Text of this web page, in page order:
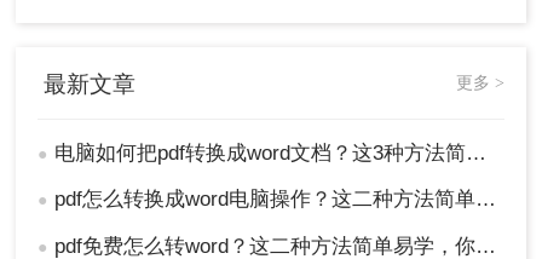
最新文章 更多 >
● 电脑如何把pdf转换成word文档？这3种方法简单易学，你一定要知道！
● pdf怎么转换成word电脑操作？这二种方法简单易学，你一定要知道！
● pdf免费怎么转word？这二种方法简单易学，你一定要知道！